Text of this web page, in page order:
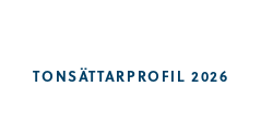
TONSÄTTARPROFIL 2026